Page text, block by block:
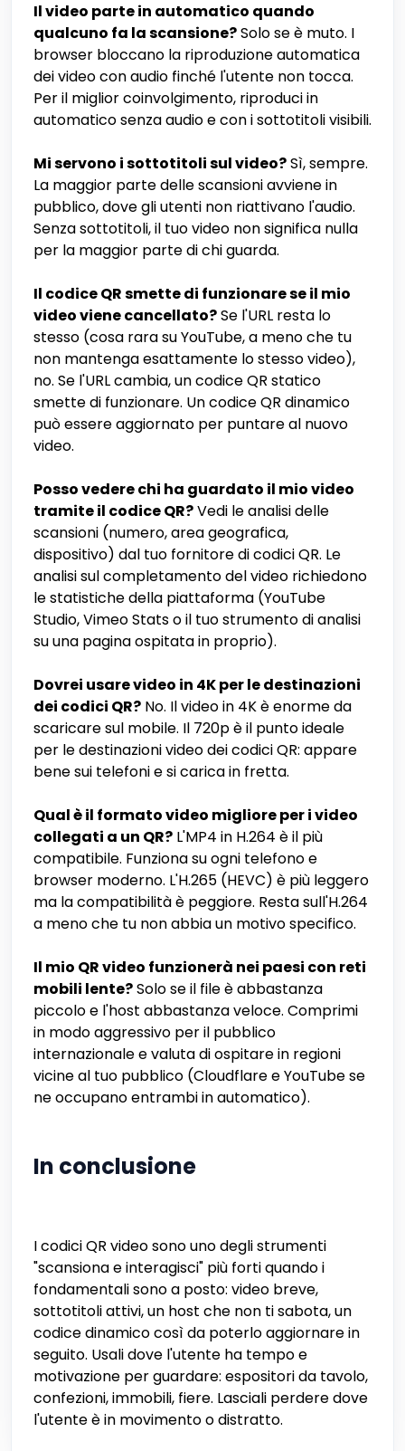
Il video parte in automatico quando
qualcuno fa la scansione?Solo se è muto. I
browser bloccano la riproduzione automatica
dei video con audio finché l'utente non tocca.
Per il miglior coinvolgimento, riproduci in
automatico senza audio e con i sottotitoli visibili.
Mi servono i sottotitoli sul video?Sì, sempre.
La maggior parte delle scansioni avviene in
pubblico, dove gli utenti non riattivano l'audio.
Senza sottotitoli, il tuo video non significa nulla
per la maggior parte di chi guarda.
Il codice QR smette di funzionare se il mio
video viene cancellato?Se l'URL resta lo
stesso (cosa rara su YouTube, a meno che tu
non mantenga esattamente lo stesso video),
no. Se l'URL cambia, un codice QR statico
smette di funzionare. Un codice QR dinamico
può essere aggiornato per puntare al nuovo
video.
Posso vedere chi ha guardato il mio video
tramite il codice QR?Vedi le analisi delle
scansioni (numero, area geografica,
dispositivo) dal tuo fornitore di codici QR. Le
analisi sul completamento del video richiedono
le statistiche della piattaforma (YouTube
Studio, Vimeo Stats o il tuo strumento di analisi
su una pagina ospitata in proprio).
Dovrei usare video in 4K per le destinazioni
dei codici QR? No. Il video in 4K è enorme da
scaricare sul mobile. Il 720p è il punto ideale
per le destinazioni video dei codici QR: appare
bene sui telefoni e si carica in fretta.
Qual è il formato video migliore per i video
collegati a un QR? L'MP4 in H.264 è il più
compatibile. Funziona su ogni telefono e
browser moderno. L'H.265 (HEVC) è più leggero
ma la compatibilità è peggiore. Resta sull'H.264
a meno che tu non abbia un motivo specifico.
Il mio QR video funzionerà nei paesi con reti
mobili lente?Solo se il file è abbastanza
piccolo e l'host abbastanza veloce. Comprimi
in modo aggressivo per il pubblico
internazionale e valuta di ospitare in regioni
vicine al tuo pubblico (Cloudflare e YouTube se
ne occupano entrambi in automatico).
In conclusione
I codici QR video sono uno degli strumenti
"scansiona e interagisci" più forti quando i
fondamentali sono a posto: video breve,
sottotitoli attivi, un host che non ti sabota, un
codice dinamico così da poterlo aggiornare in
seguito. Usali dove l'utente ha tempo e
motivazione per guardare: espositori da tavolo,
confezioni, immobili, fiere. Lasciali perdere dove
l'utente è in movimento o distratto.